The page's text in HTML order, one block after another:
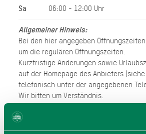
Sa
06:00 - 12:00 Uhr
Allgemeiner Hinweis:
Bei den hier angegeben
um die regulären Öffnungszeiten.
Kurzfristige Änderungen sowie
auf der Homepage des Anbieters
telefonisch unter der angegebenen
Wir bitten um Verständnis.